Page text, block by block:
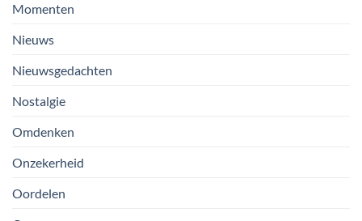
Momenten
Nieuws
Nieuwsgedachten
Nostalgie
Omdenken
Onzekerheid
Oordelen